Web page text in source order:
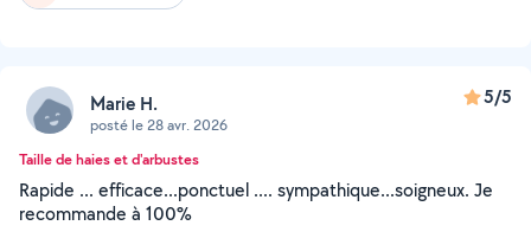
Marie H.
posté le 28 avr. 2026
5/5
Taille de haies et d'arbustes
Rapide ... efficace...ponctuel .... sympathique...soigneux. Je
recommande à 100%